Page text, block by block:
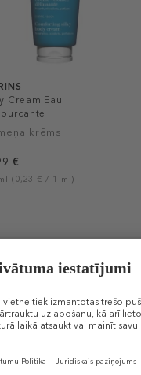
Cream Eau
krēms
€
(0,23 € / 1 ml)